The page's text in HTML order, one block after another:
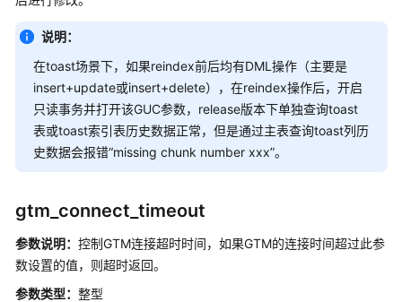
运
时
统
计
负
自
动
说明：
在toast场景下，如果reindex前后均有DML操作（主要是
insert+update或insert+delete），在reindex操作后，开启
只读事务并打开该GUC参数，release版本下单独查询toast
表或toast索引表历史数据正常，但是通过主表查询toast列历
史数据会报错“missing chunk number xxx”。
gtm_connect_timeout
参数说明： 控制GTM连接超时时间，如果GTM的连接时间超过此参
数设置的值，则超时返回。
参数类型： 整型